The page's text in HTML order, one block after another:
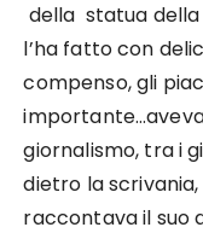
della statua della
l’ha fatto con
compenso, gli
giornalismo, tra i
dietro la
raccontava il suo